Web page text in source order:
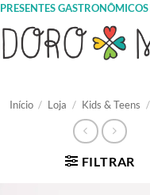
PRESENTES
Início / Loja / Kids & Teens /
FILTRAR